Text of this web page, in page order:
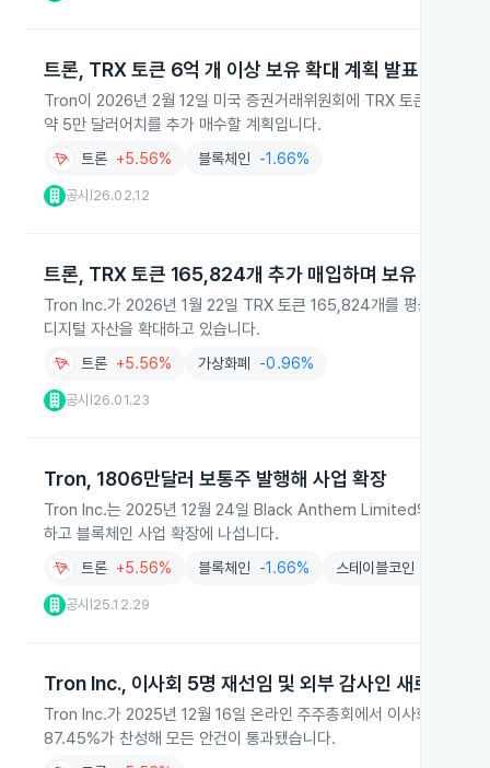
트론, TRX 토큰 6억 개 이상 보유 확대 계획 발표
Tron이 2026년 2월 12일 미국 증권거래위원회에 TRX 토큰 보유량
약 5만 달러어치를 추가 매수할 계획입니다.
트론 +5.56% 블록체인 -1.66%
공시 26.02.12
트론, TRX 토큰 165,824개 추가 매입하며 보유 확대
Tron Inc.가 2026년 1월 22일 TRX 토큰 165,824개를 평균 0.30달
디지털 자산을 확대하고 있습니다.
트론 +5.56% 가상화폐 -0.96%
공시 26.01.23
Tron, 1806만달러 보통주 발행해 사업 확장
Tron Inc.는 2025년 12월 24일 Black Anthem Limited와 약 1,806
하고 블록체인 사업 확장에 나섭니다.
트론 +5.56% 블록체인 -1.66% 스테이블코인
공시 25.12.29
Tron Inc., 이사회 5명 재선임 및 외부 감사인 새로 선임
Tron Inc.가 2025년 12월 16일 온라인 주주총회에서 이사회 5명을
87.45%가 찬성해 모든 안건이 통과됐습니다.